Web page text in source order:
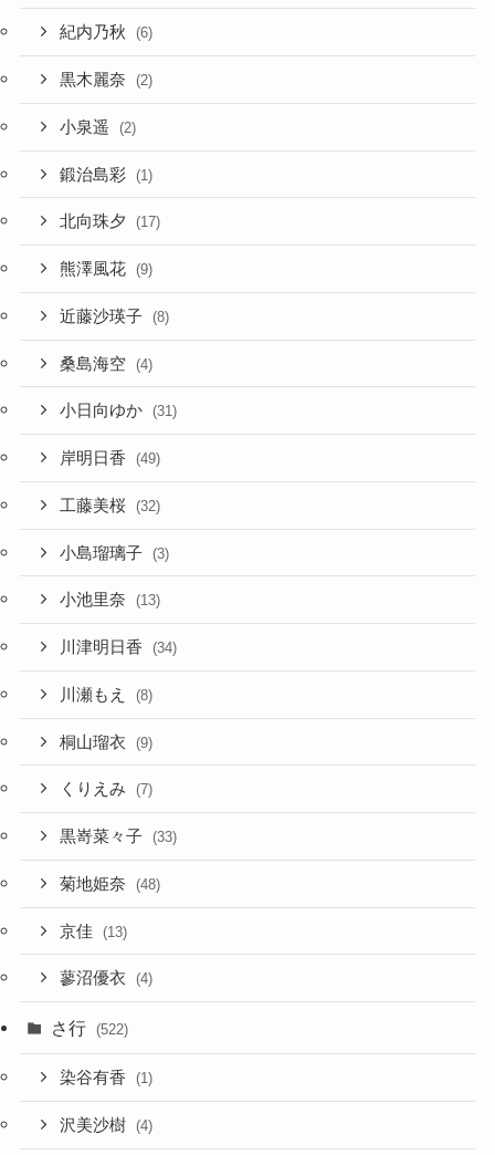
紀内乃秋 (6)
黒木麗奈 (2)
小泉遥 (2)
鍛治島彩 (1)
北向珠夕 (17)
熊澤風花 (9)
近藤沙瑛子 (8)
桑島海空 (4)
小日向ゆか (31)
岸明日香 (49)
工藤美桜 (32)
小島瑠璃子 (3)
小池里奈 (13)
川津明日香 (34)
川瀬もえ (8)
桐山瑠衣 (9)
くりえみ (7)
黒嵜菜々子 (33)
菊地姫奈 (48)
京佳 (13)
蓼沼優衣 (4)
さ行 (522)
染谷有香 (1)
沢美沙樹 (4)